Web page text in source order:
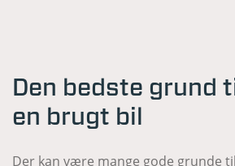
Den bedste grund
en brugt bil
Der kan være mange gode grunde